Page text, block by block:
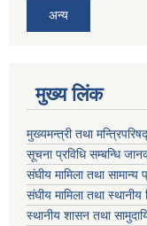
अन्य
मुख्य लिंक
मुख्यमन्त्री तथा
सूचना प्रविधि सम्बन्धि
संघीय मामिला तथा सामान्य
संघीय मामिला तथा स्थानीय
स्थानीय शासन तथा